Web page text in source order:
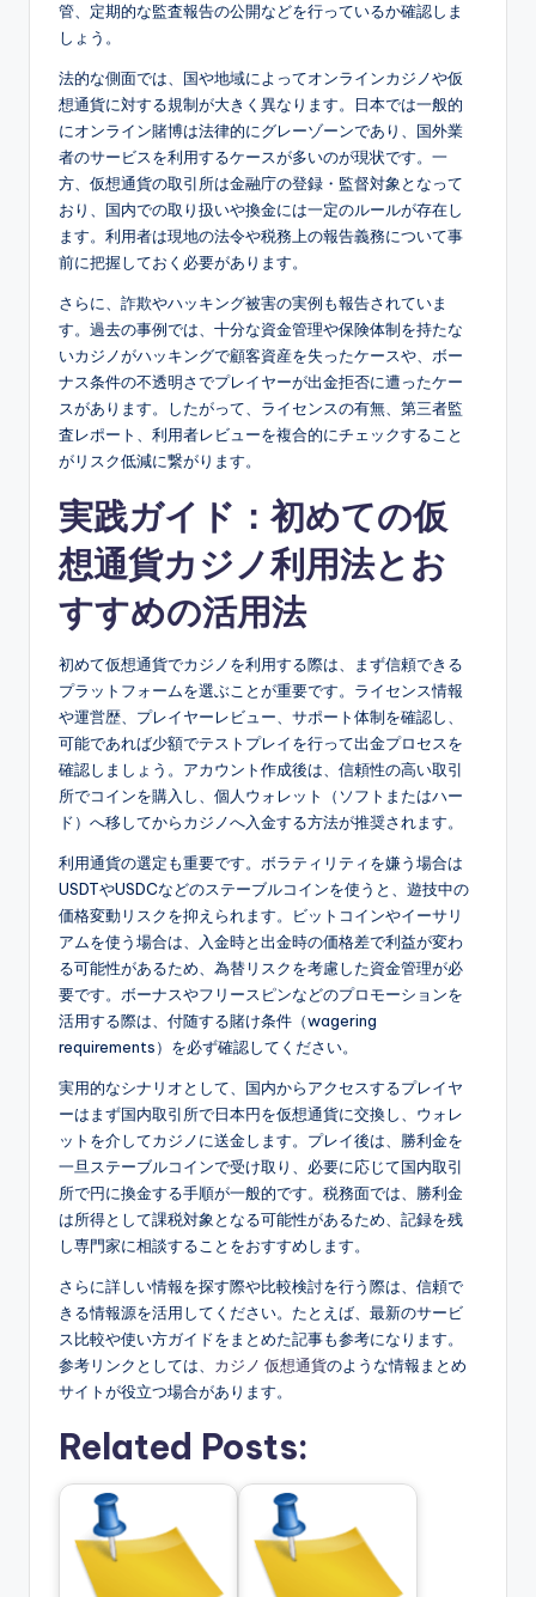
管、定期的な監査報告の公開などを行っているか確認しま
しょう。
法的な側面では、国や地域によってオンラインカジノや仮
想通貨に対する規制が大きく異なります。日本では一般的
にオンライン賭博は法律的にグレーゾーンであり、国外業
者のサービスを利用するケースが多いのが現状です。一
方、仮想通貨の取引所は金融庁の登録・監督対象となって
おり、国内での取り扱いや換金には一定のルールが存在し
ます。利用者は現地の法令や税務上の報告義務について事
前に把握しておく必要があります。
さらに、詐欺やハッキング被害の実例も報告されていま
す。過去の事例では、十分な資金管理や保険体制を持たな
いカジノがハッキングで顧客資産を失ったケースや、ボー
ナス条件の不透明さでプレイヤーが出金拒否に遭ったケー
スがあります。したがって、ライセンスの有無、第三者監
査レポート、利用者レビューを複合的にチェックすること
がリスク低減に繋がります。
実践ガイド：初めての仮
想通貨カジノ利用法とお
すすめの活用法
初めて仮想通貨でカジノを利用する際は、まず信頼できる
プラットフォームを選ぶことが重要です。ライセンス情報
や運営歴、プレイヤーレビュー、サポート体制を確認し、
可能であれば少額でテストプレイを行って出金プロセスを
確認しましょう。アカウント作成後は、信頼性の高い取引
所でコインを購入し、個人ウォレット（ソフトまたはハー
ド）へ移してからカジノへ入金する方法が推奨されます。
利用通貨の選定も重要です。ボラティリティを嫌う場合は
USDTやUSDCなどのステーブルコインを使うと、遊技中の
価格変動リスクを抑えられます。ビットコインやイーサリ
アムを使う場合は、入金時と出金時の価格差で利益が変わ
る可能性があるため、為替リスクを考慮した資金管理が必
要です。ボーナスやフリースピンなどのプロモーションを
活用する際は、付随する賭け条件（wagering
requirements）を必ず確認してください。
実用的なシナリオとして、国内からアクセスするプレイヤ
ーはまず国内取引所で日本円を仮想通貨に交換し、ウォレ
ットを介してカジノに送金します。プレイ後は、勝利金を
一旦ステーブルコインで受け取り、必要に応じて国内取引
所で円に換金する手順が一般的です。税務面では、勝利金
は所得として課税対象となる可能性があるため、記録を残
し専門家に相談することをおすすめします。
さらに詳しい情報を探す際や比較検討を行う際は、信頼で
きる情報源を活用してください。たとえば、最新のサービ
ス比較や使い方ガイドをまとめた記事も参考になります。
参考リンクとしては、 カジノ 仮想通貨のような情報まとめ
サイトが役立つ場合があります。
Related Posts: